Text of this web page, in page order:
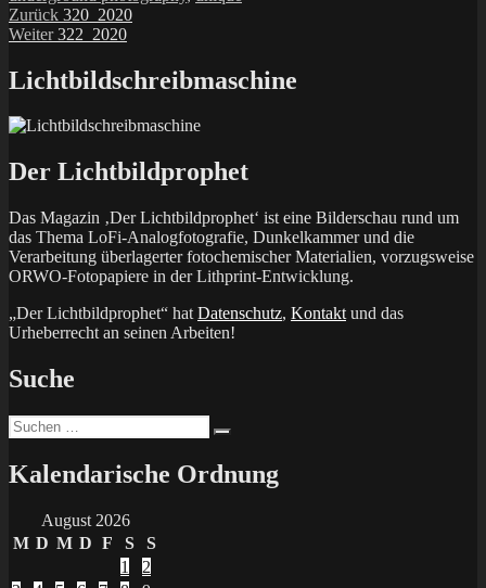
Beitragsnavigation
Zurück Vorheriger
Beitrag:
320_2020
Weiter Nächster
322_2020
Lichtbildschreibmaschine
Der Lichtbildprophet
Das Magazin ‚Der Lichtbildprophet‘ ist eine Bilderschau rund um
das Thema LoFi-Analogfotografie, Dunkelkammer und die
Verarbeitung überlagerter fotochemischer Materialien, vorzugsweise
ORWO-Fotopapiere in der Lithprint-Entwicklung.
„Der Lichtbildprophet“ hat Datenschutz, Kontakt und das
Urheberrecht an seinen Arbeiten!
Suche
Suchen
nach:
Kalendarische Ordnung
August 2026
M D M D F S
S
1
2